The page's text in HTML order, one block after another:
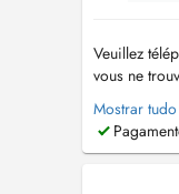
Veuillez
vous ne
doctena.lu
Mostrar tudo